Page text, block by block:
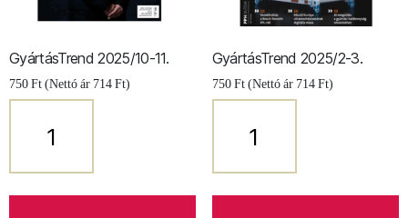
DIGITÁLIS LAPSZÁM
GyártásTrend 2025/10-11.
750Ft(Nettó ár 714Ft)
2025/10-
mennyiség
GyártásTrend 2025/2-3.
750Ft (Nettó ár 714Ft)
2025/2-
mennyiség